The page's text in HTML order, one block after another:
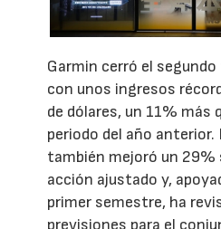
Garmin cerró el
con unos ingresos
de dólares, un 11% más
periodo del año anterior.
también mejoró un 29%
acción ajustado y,
primer semestre, ha
previsiones para el